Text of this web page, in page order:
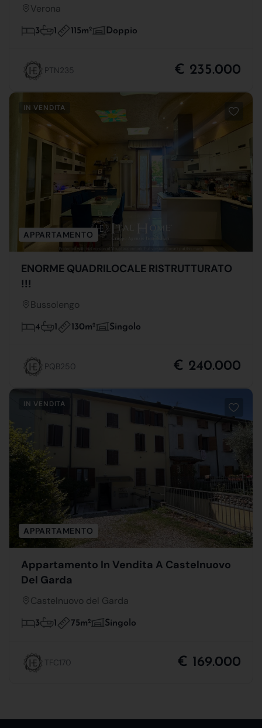
Verona
3 1 115m2 Doppio
PTN235 € 235.000
IN VENDITA
APPARTAMENTO
ENORME QUADRILOCALE RISTRUTTURATO
!!!
Bussolengo
4 1 130m2 Singolo
PQB250 € 240.000
IN VENDITA
APPARTAMENTO
Appartamento In Vendita A Castelnuovo
Del Garda
Castelnuovo del Garda
3 1 75m2 Singolo
TFC170 € 169.000